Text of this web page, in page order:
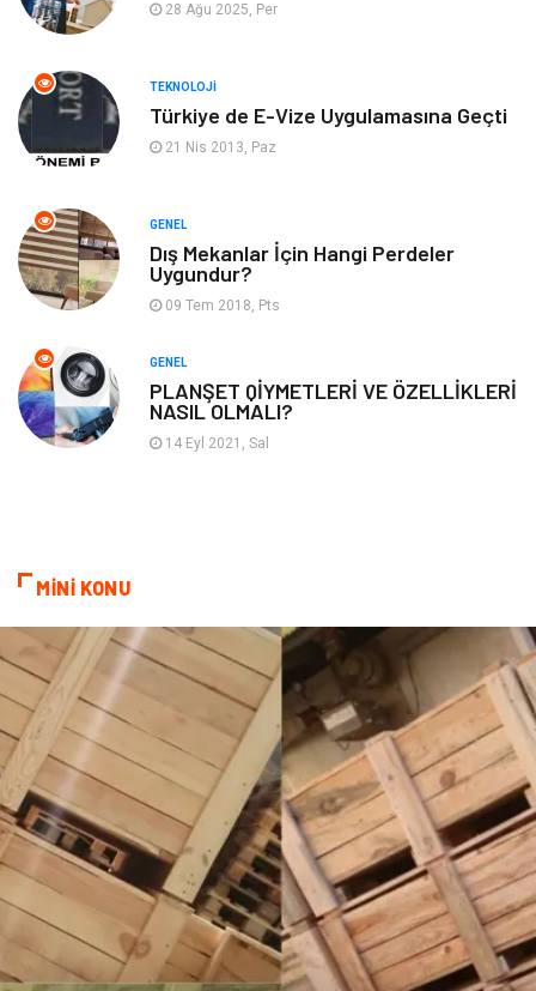
Webmaster Araçları
Görsel
Hediyelik Eşya Kültür
Anahtar Kelime Penguen
Hosting
Google Sıralama
28 Ağu 2025, Per
TEKNOLOJI
Türkiye de E-Vize Uygulamasına Geçti
21 Nis 2013, Paz
GENEL
Dış Mekanlar İçin Hangi Perdeler
Uygundur?
09 Tem 2018, Pts
GENEL
PLANŞET QİYMETLERİ VE ÖZELLİKLERİ
NASIL OLMALI?
14 Eyl 2021, Sal
MİNİ KONU